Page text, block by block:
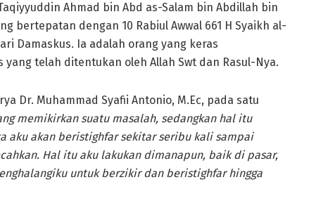
Ahmad bin Abd as-Salam bin Abdillah bin
bertepatan dengan 10 Rabiul Awwal 661 H Syaikh al-
Damaskus. Ia adalah orang yang keras
telah ditentukan oleh Allah Swt dan Rasul-Nya.
Dr. Muhammad Syafii Antonio, M.Ec, pada satu
memikirkan suatu masalah, sedangkan hal itu
aku akan beristighfar sekitar seribu kali sampai
Hal itu aku lakukan dimanapun, baik di pasar,
untuk berzikir dan beristighfar hingga